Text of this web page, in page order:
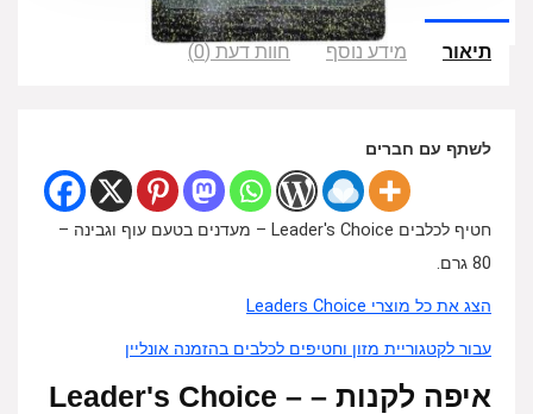
תיאור מידע נוסף חוות דעת (0)
לשתף עם חברים
חטיף לכלבים Leader's Choice – מעדנים בטעם עוף וגבינה –
80 גרם.
הצג את כל מוצרי Leaders Choice
עבור לקטגוריית מזון וחטיפים לכלבים בהזמנה אונליין
איפה לקנות Leader's Choice – –